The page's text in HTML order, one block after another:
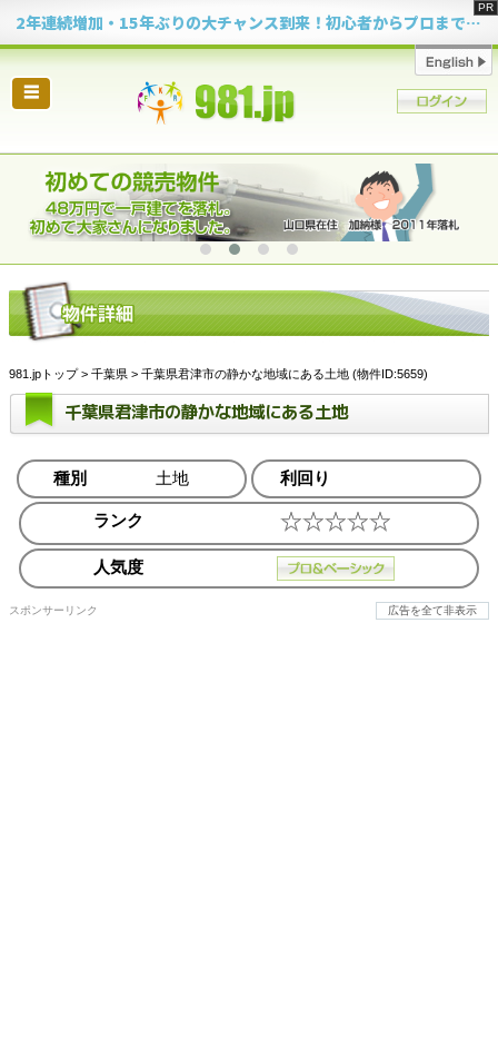
2年連続増加・15年ぶりの大チャンス到来！初心者からプロまで網羅する「競売不動産・超実践投資セミナー」♦神奈川県 横浜 in 神奈川
☰
981.jpトップ> 千葉県 > 千葉県君津市の静かな地域にある土地 (物件ID:5659)
千葉県君津市の静かな地域にある土地
種別 土地 利回り
ランク
人気度
スポンサーリンク 広告を全て非表示